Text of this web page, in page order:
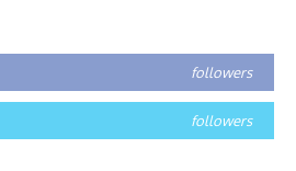
followers
followers